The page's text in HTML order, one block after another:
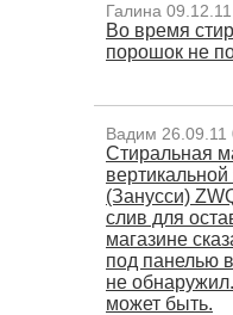
Галина
Во время
порошок не
Вадим 26.09.11
Стиральная
вертикальной
(Занусси)
слив для
магазине
под панелью
не
может быть.